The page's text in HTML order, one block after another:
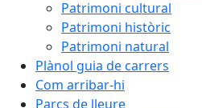
Patrimoni cultural
Patrimoni històric
Patrimoni natural
Plànol guia de carrers
Com arribar-hi
Parcs de lleure